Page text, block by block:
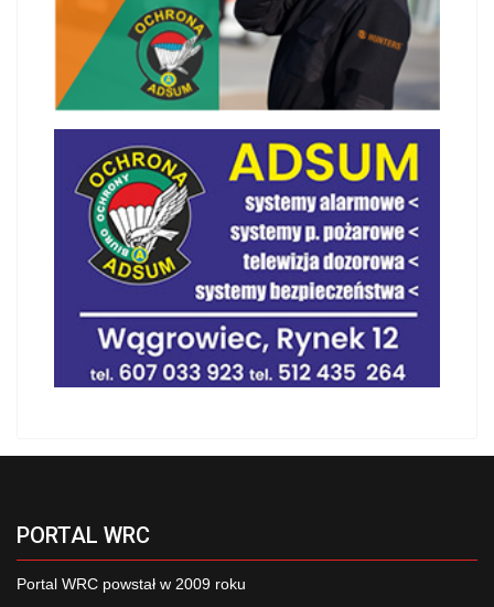
PORTAL WRC
Portal WRC powstał w 2009 roku